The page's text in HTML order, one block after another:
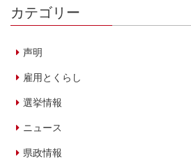
カテゴリー
声明
雇用とくらし
選挙情報
ニュース
県政情報